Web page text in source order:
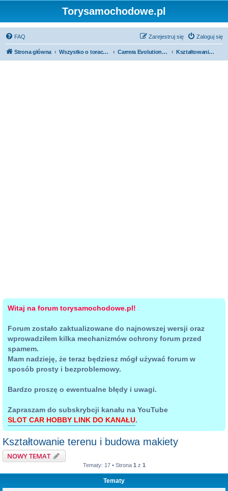
Torysamochodowe.pl
FAQ Zaloguj się
Zarejestruj się
Strona główna Wszystko o torach samochodowych Carrera Evolution i Digital 132/124 Kształtowanie terenu i budowa makiety
Witaj na forum torysamochodowe.pl!
Forum zostało zaktualizowane do najnowszej wersji oraz
wprowadziłem kilka mechanizmów ochrony forum przed
spamem.
Mam nadzieję, że teraz będziesz mógł używać forum w
sposób prosty i bezproblemowy.
Bardzo proszę o ewentualne błędy i uwagi.
Zapraszam do subskrybcji kanału na YouTube
SLOT CAR HOBBY LINK DO KANAŁU.
Kształtowanie terenu i budowa makiety
NOWY TEMAT
Tematy: 17 • Strona 1 z 1
Tematy